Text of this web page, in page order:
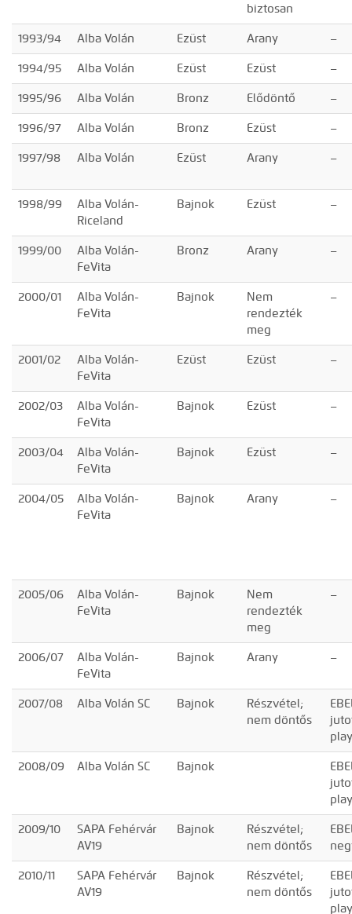
biztosan
1993/94 Alba Volán Ezüst Arany –
1994/95 Alba Volán Ezüst Ezüst –
1995/96 Alba Volán Bronz Elődöntő –
1996/97 Alba Volán Bronz Ezüst –
1997/98 Alba Volán Ezüst Arany –
1998/99
Alba Volán-
Riceland
Bajnok Ezüst –
1999/00
Alba Volán-
FeVita
Bronz Arany –
2000/01
Alba Volán-
FeVita
Bajnok
Nem
rendezték
meg
–
2001/02
Alba Volán-
FeVita
Ezüst Ezüst –
2002/03
Alba Volán-
FeVita
Bajnok Ezüst –
2003/04
Alba Volán-
FeVita
Bajnok Ezüst –
2004/05
Alba Volán-
FeVita
Bajnok Arany –
2005/06
Alba Volán-
FeVita
Bajnok
Nem
rendezték
meg
–
2006/07
Alba Volán-
FeVita
Bajnok Arany –
2007/08 Alba Volán SC Bajnok
Részvétel;
nem döntős
2008/09 Alba Volán SC Bajnok
2009/10
SAPA Fehérvár
AV19
Bajnok
Részvétel;
nem döntős
2010/11
SAPA Fehérvár
AV19
Bajnok
Részvétel;
nem döntős